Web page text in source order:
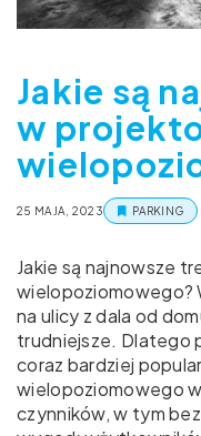
Jakie są
w
25 MAJA, 2023 PARKING
Jakie są najnowsze
wielopoziomowego?
na ulicy z dala od
trudniejsze. Dlatego
coraz bardziej
wielopoziomowego
czynników, w tym